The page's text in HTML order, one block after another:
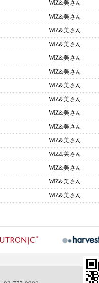
WIZ＆美さん
WIZ＆美さん
WIZ＆美さん
WIZ＆美さん
WIZ＆美さん
WIZ＆美さん
WIZ＆美さん
WIZ＆美さん
WIZ＆美さん
WIZ＆美さん
WIZ＆美さん
WIZ＆美さん
WIZ＆美さん
WIZ＆美さん
WIZ＆美さん